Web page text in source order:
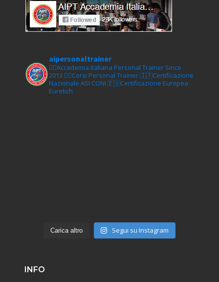
aipersonaltrainer
🏋‍♀️Accademia Italiana Personal Trainer Since
2013 🏋‍♂️Corsi Personal Trainer🇮🇹Certificazione
Nazionale ASI CONI 🇪🇺Certificazione Europea
Euretich
Carica altro Segui su Instagram
INFO